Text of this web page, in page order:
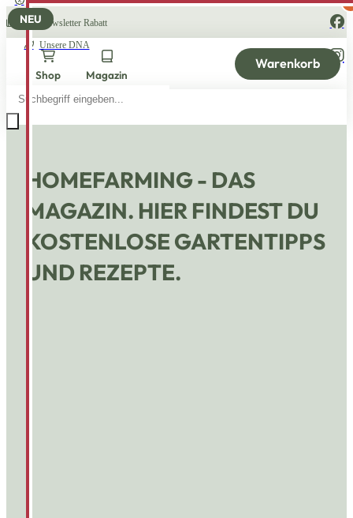
10% Newsletter Rabatt
Unsere DNA
Shop Magazin
Warenkorb
0
search
HOMEFARMING - DAS
MAGAZIN. HIER FINDEST DU
KOSTENLOSE GARTENTIPPS
UND REZEPTE.
NEU